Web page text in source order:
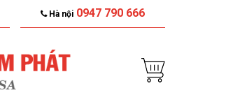
Hà nội 0947 790 666